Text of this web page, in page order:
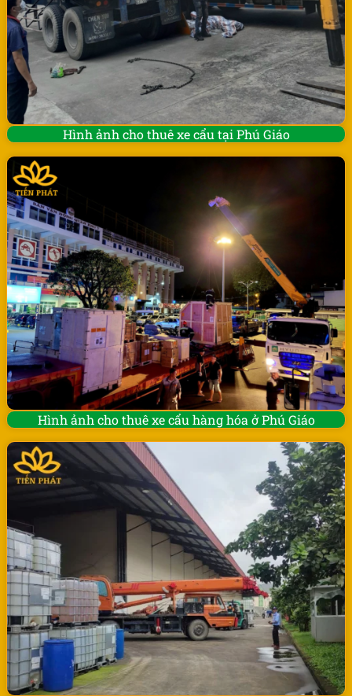
Hình ảnh cho thuê xe cẩu tại Phú Giáo
Hình ảnh cho thuê xe cẩu hàng hóa ở Phú Giáo